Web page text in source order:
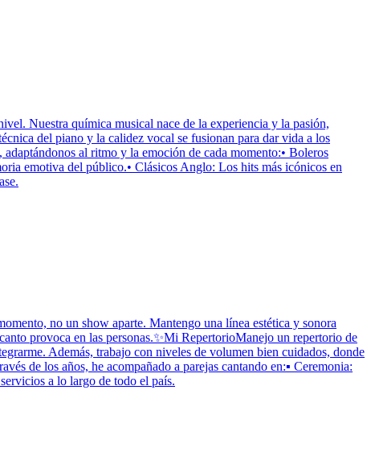
Nuestra química musical nace de la experiencia y la pasión,
del piano y la calidez vocal se fusionan para dar vida a los
al ritmo y la emoción de cada momento:• Boleros
emotiva del público.• Clásicos Anglo: Los hits más icónicos en
no un show aparte. Mantengo una línea estética y sonora
provoca en las personas.✨Mi RepertorioManejo un repertorio de
Además, trabajo con niveles de volumen bien cuidados, donde
de los años, he acompañado a parejas cantando en:▪️ Ceremonia:
a lo largo de todo el país.